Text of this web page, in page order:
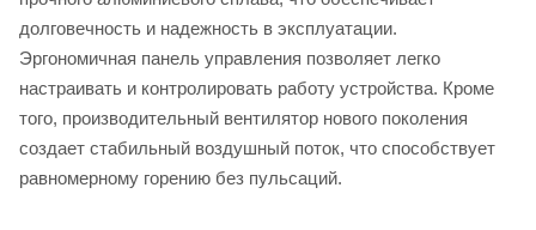
долговечность и надежность в эксплуатации.
Эргономичная панель управления позволяет легко
настраивать и контролировать работу устройства. Кроме
того, производительный вентилятор нового поколения
создает стабильный воздушный поток, что способствует
равномерному горению без пульсаций.